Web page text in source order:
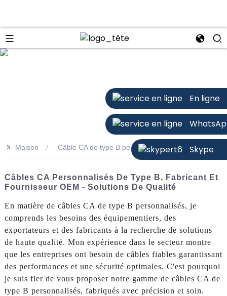
En ligne
Skype
>> Maison Câble CA de type B personnalisé
Câbles CA Personnalisés De Type B, Fabricant Et
Fournisseur OEM - Solutions De Qualité
En matière de câbles CA de type B personnalisés, je
comprends les besoins des équipementiers, des
exportateurs et des fabricants à la recherche de solutions
de haute qualité. Mon expérience dans le secteur montre
que les entreprises ont besoin de câbles fiables garantissant
des performances et une sécurité optimales. C'est pourquoi
je suis fier de vous proposer notre gamme de câbles CA de
type B personnalisés, fabriqués avec précision et soin.